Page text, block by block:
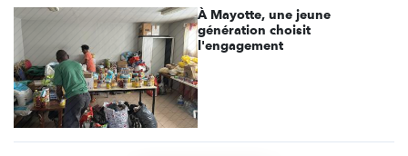
À Mayotte, une jeune
génération choisit
l'engagement